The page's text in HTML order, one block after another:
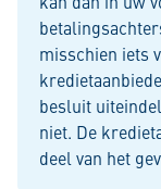
misschien iets
besluit
niet. De
deel van het